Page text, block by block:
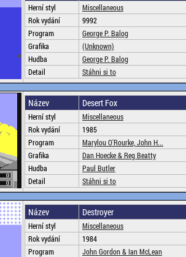
Herní styl
Miscellaneous
Rok vydání
9992
Program
George P. Balog
Grafika
(Unknown)
Hudba
George P. Balog
Detail
Stáhni si to
Název Desert Fox
Herní styl
Miscellaneous
Rok vydání
1985
Program
Marylou O'Rourke, John H...
Grafika
Dan Hoecke & Reg Beatty
Hudba
Paul Butler
Detail
Stáhni si to
Název Destroyer
Herní styl
Miscellaneous
Rok vydání
1984
Program
John Gordon & Ian McLean